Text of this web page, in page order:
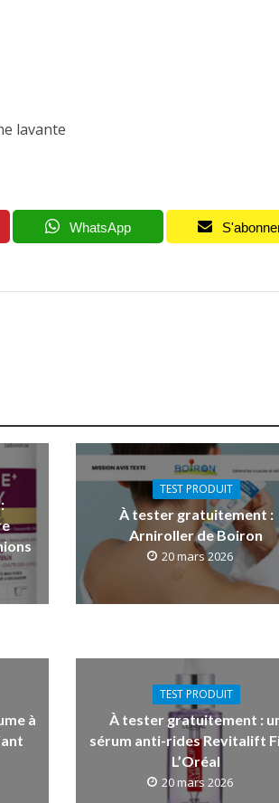
lavante
WhatsApp
TEST PRODUIT
À tester gratuitement :
Arniroller de Boiron
20 mars 2026
à
TEST PRODUIT
À tester gratuitement :
sérum anti-rides Revitalift
L’Oréal
20 mars 2026